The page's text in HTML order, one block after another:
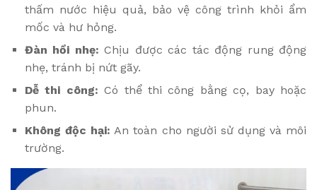
thấm nước hiệu quả, bảo vệ công trình khỏi ẩm
mốc và hư hỏng.
Đàn hồi nhẹ: Chịu được các tác động rung động
nhẹ, tránh bị nứt gãy.
Dễ thi công: Có thể thi công bằng cọ, bay hoặc
phun.
Không độc hại: An toàn cho người sử dụng và môi
trường.